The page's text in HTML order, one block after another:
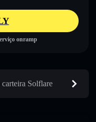
onramp
Solflare